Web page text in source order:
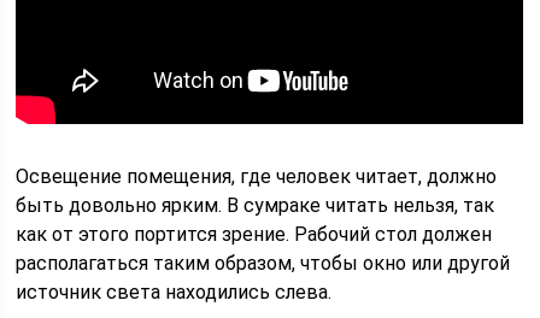
Освещение помещения, где человек читает, должно
быть довольно ярким. В сумраке читать нельзя, так
как от этого портится зрение. Рабочий стол должен
располагаться таким образом, чтобы окно или другой
источник света находились слева.